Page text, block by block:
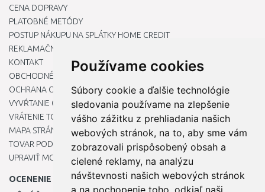
Používame cookies
Súbory cookie a ďalšie technológie
sledovania používame na zlepšenie
vášho zážitku z prehliadania našich
webových stránok, na to, aby sme vám
zobrazovali prispôsobený obsah a
cielené reklamy, na analýzu
návštevnosti našich webových stránok
a na pochopenie toho, odkiaľ naši
CENA DOPRAVY
PLATOBNÉ METÓDY
POSTUP NÁKUPU NA SPLÁTKY HOME CREDIT
REKLAMAČNÝ PORIADOK
KONTAKT
OBCHODNÉ PODMIENKY
OCHRANA OSOBNÝCH ÚDAJOV
VYVŔTANIE OTVORU DO DREZU PRE KUCHYNSKÚ BATÉRIU
VRÁTENIE TOVARU / REKLAMÁCIE
MAPA STRÁNOK
TOVAR PODĽA ZNAČIEK
UPRAVIŤ MOJE PREDVOĽBY COOKIES
OCENENIE